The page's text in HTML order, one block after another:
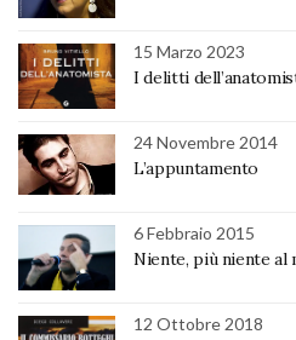
15 Marzo 2023
I delitti
24 Novembre 2014
L’appuntamento
6 Febbraio 2015
Niente, più niente al
12 Ottobre 2018